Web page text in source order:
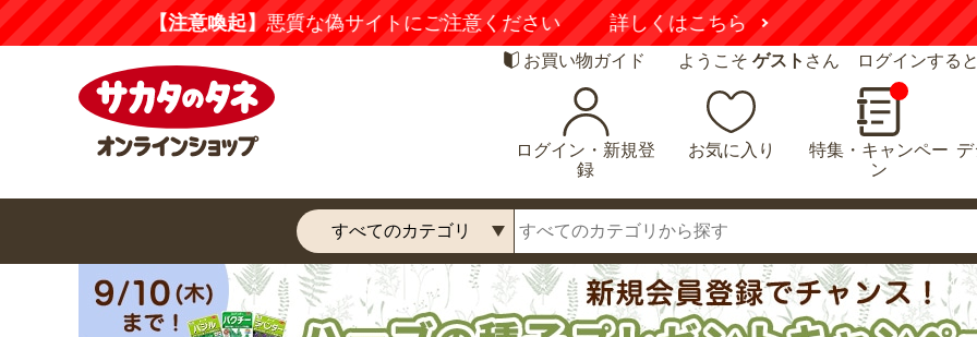
新規会員登録するだけでお得にお買い物いただけます！ 詳し
お買い物ガイド ようこそ ゲスト さん ログインする
ログイン・新規登
録
お気に入り
特集・キャンペー
ン